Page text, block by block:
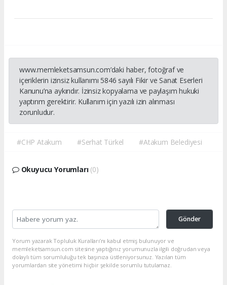
www.memleketsamsun.com’daki haber, fotoğraf ve
içeriklerin izinsiz kullanımı 5846 sayılı Fikir ve Sanat Eserleri
Kanunu’na aykırıdır. İzinsiz kopyalama ve paylaşım hukuki
yaptırım gerektirir. Kullanım için yazılı izin alınması
zorunludur.
#CHP Atakum #Serhat Türkel #Atakum Belediyesi
Okuyucu Yorumları (0)
Gönder
Yorum yazarak Topluluk Kuralları’nı kabul etmiş bulunuyor ve
memleketsamsun.com sitesine yaptığınız yorumunuzla ilgili doğrudan veya
dolaylı tüm sorumluluğu tek başınıza üstleniyorsunuz. Yazılan tüm
yorumlardan site yönetimi hiçbir şekilde sorumlu tutulamaz.